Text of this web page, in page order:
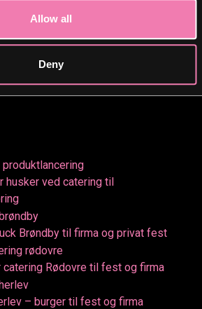
Allow all
Deny
ved catering til
Brøndby til firma og privat fest
catering Rødovre til fest og firma
– burger til fest og firma